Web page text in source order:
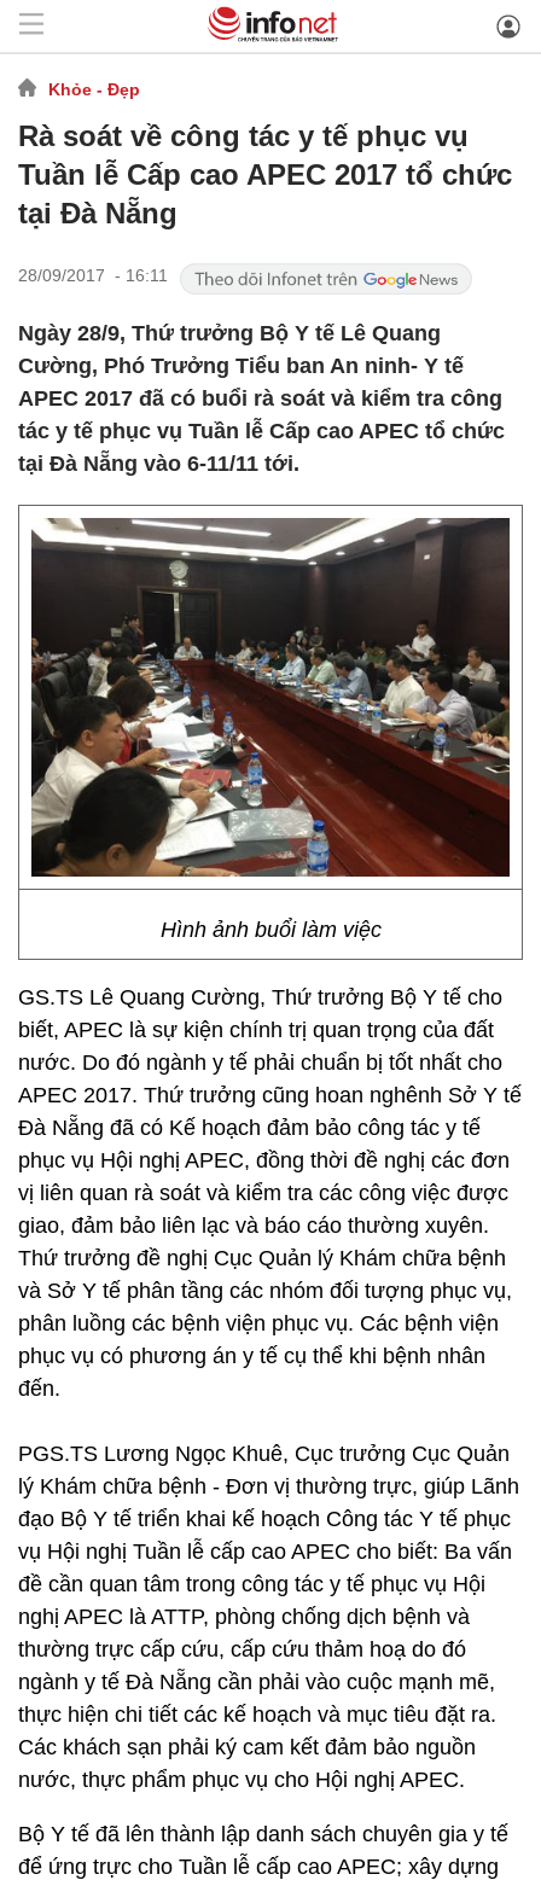
Khỏe - Đẹp
Rà soát về công tác y tế phục vụ
Tuần lễ Cấp cao APEC 2017 tổ chức
tại Đà Nẵng
28/09/2017 - 16:11
Ngày 28/9, Thứ trưởng Bộ Y tế Lê Quang
Cường, Phó Trưởng Tiểu ban An ninh- Y tế
APEC 2017 đã có buổi rà soát và kiểm tra công
tác y tế phục vụ Tuần lễ Cấp cao APEC tổ chức
tại Đà Nẵng vào 6-11/11 tới.
Hình ảnh buổi làm việc
GS.TS Lê Quang Cường, Thứ trưởng Bộ Y tế cho
biết, APEC là sự kiện chính trị quan trọng của đất
nước. Do đó ngành y tế phải chuẩn bị tốt nhất cho
APEC 2017. Thứ trưởng cũng hoan nghênh Sở Y tế
Đà Nẵng đã có Kế hoạch đảm bảo công tác y tế
phục vụ Hội nghị APEC, đồng thời đề nghị các đơn
vị liên quan rà soát và kiểm tra các công việc được
giao, đảm bảo liên lạc và báo cáo thường xuyên.
Thứ trưởng đề nghị Cục Quản lý Khám chữa bệnh
và Sở Y tế phân tầng các nhóm đối tượng phục vụ,
phân luồng các bệnh viện phục vụ. Các bệnh viện
phục vụ có phương án y tế cụ thể khi bệnh nhân
đến.
PGS.TS Lương Ngọc Khuê, Cục trưởng Cục Quản
lý Khám chữa bệnh - Đơn vị thường trực, giúp Lãnh
đạo Bộ Y tế triển khai kế hoạch Công tác Y tế phục
vụ Hội nghị Tuần lễ cấp cao APEC cho biết: Ba vấn
đề cần quan tâm trong công tác y tế phục vụ Hội
nghị APEC là ATTP, phòng chống dịch bệnh và
thường trực cấp cứu, cấp cứu thảm hoạ do đó
ngành y tế Đà Nẵng cần phải vào cuộc mạnh mẽ,
thực hiện chi tiết các kế hoạch và mục tiêu đặt ra.
Các khách sạn phải ký cam kết đảm bảo nguồn
nước, thực phẩm phục vụ cho Hội nghị APEC.
Bộ Y tế đã lên thành lập danh sách chuyên gia y tế
để ứng trực cho Tuần lễ cấp cao APEC; xây dựng